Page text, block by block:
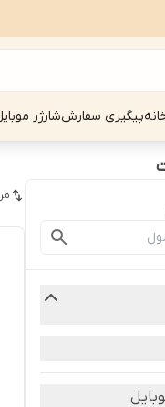
پیگیری سفارششارژر